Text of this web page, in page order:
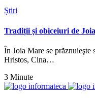
Știri
Tradiții și obiceiuri de
În Joia Mare se prăznuieşte
Hristos, Cina…
3 Minute